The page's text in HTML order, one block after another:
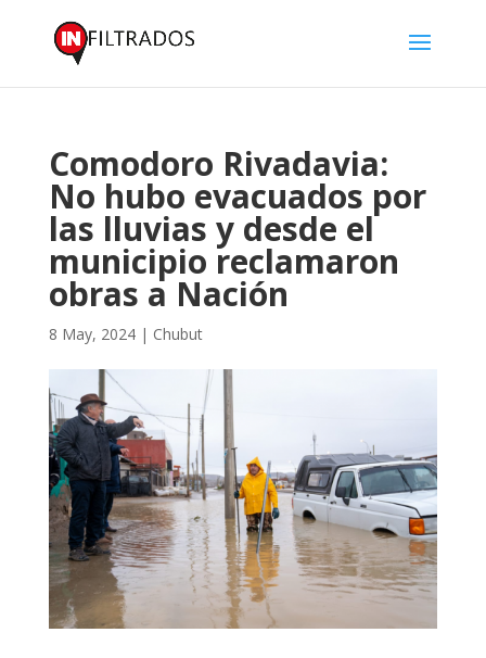
Comodoro Rivadavia:
No hubo evacuados por
las lluvias y desde el
municipio reclamaron
obras a Nación
8 May, 2024| Chubut